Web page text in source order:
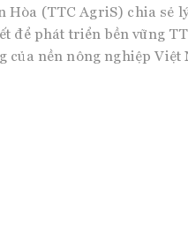
Hòa (TTC AgriS) chia sẻ
để phát triển bền vững
của nền nông nghiệp Việt